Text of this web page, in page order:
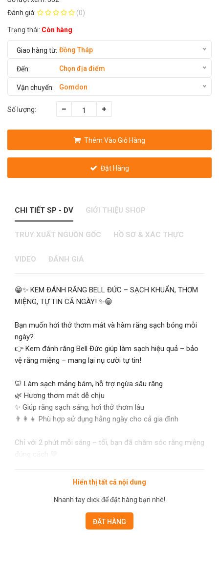
Đánh giá:
(0)
Trạng thái: Còn hàng
Đồng Tháp
Chọn địa điểm
Gomdon
Số lượng:
Thêm Vào Giỏ Hàng
Đặt Hàng
CHI TIẾT SP - DV GIỚI THIỆU SHOP
TRUY XUẤT NGUỒN GỐC HỒ SƠ & XÁC THỰC
VIDEO ĐÁNH GIÁ
😁✨ KEM ĐÁNH RĂNG BELL ĐỨC – SẠCH KHUẨN, THƠM
MIỆNG, TỰ TIN CẢ NGÀY! ✨😁
Bạn muốn hơi thở thơm mát và hàm răng sạch bóng mỗi
ngày?
👉 Kem đánh răng Bell Đức giúp làm sạch hiệu quả – bảo
vệ răng miệng – mang lại nụ cười tự tin!
🦷 Làm sạch mảng bám, hỗ trợ ngừa sâu răng
🌿 Hương thơm mát dễ chịu
✨ Giúp răng sạch sáng, hơi thở thơm lâu
👨‍👩‍👧 Phù hợp sử dụng hằng ngày cho cả gia đình
Chỉ với 2 phút mỗi sáng – tối, bạn đã chăm sóc răng miệng
đúng cách 💚
📦 Quy cách: Tuýp 100g
👉 Nụ cười rạng rỡ – Tự tin mỗi ngày!
📩 Inbox ngay để đặt hàng và nhận tư vấn hôm nay!
Hiển thị tất cả nội dung
Nhanh tay click để đặt hàng bạn nhé!
ĐẶT HÀNG